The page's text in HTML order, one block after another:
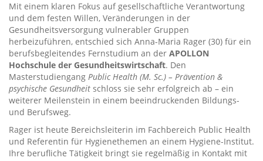
Mit einem klaren Fokus auf gesellschaftliche Verantwortung
und dem festen Willen, Veränderungen in der
Gesundheitsversorgung vulnerabler Gruppen
herbeizuführen, entschied sich Anna-Maria Rager (30) für ein
berufsbegleitendes Fernstudium an der APOLLON
Hochschule der Gesundheitswirtschaft. Den
Masterstudiengang Public Health (M. Sc.) – Prävention &
psychische Gesundheit schloss sie sehr erfolgreich ab – ein
weiterer Meilenstein in einem beeindruckenden Bildungs-
und Berufsweg.
Rager ist heute Bereichsleiterin im Fachbereich Public Health
und Referentin für Hygienethemen an einem Hygiene-Institut.
Ihre berufliche Tätigkeit bringt sie regelmäßig in Kontakt mit